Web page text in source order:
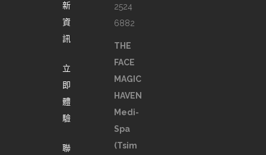
新
資
訊
立
即
體
驗
聯
2524
6882
THE
FACE
MAGIC
HAVEN
Medi-
Spa
(Tsim